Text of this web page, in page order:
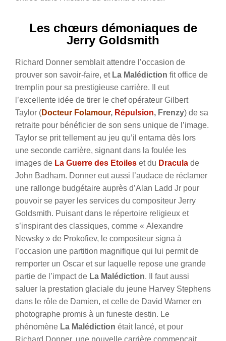
Les chœurs démoniaques de
Jerry Goldsmith
Richard Donner semblait attendre l’occasion de
prouver son savoir-faire, et La Malédiction fit office de
tremplin pour sa prestigieuse carrière. Il eut
l’excellente idée de tirer le chef opérateur Gilbert
Taylor (Docteur Folamour, Répulsion, Frenzy) de sa
retraite pour bénéficier de son sens unique de l’image.
Taylor se prit tellement au jeu qu’il entama dès lors
une seconde carrière, signant dans la foulée les
images de La Guerre des Etoiles et du Dracula de
John Badham. Donner eut aussi l’audace de réclamer
une rallonge budgétaire auprès d’Alan Ladd Jr pour
pouvoir se payer les services du compositeur Jerry
Goldsmith. Puisant dans le répertoire religieux et
s’inspirant des classiques, comme « Alexandre
Newsky » de Prokofiev, le compositeur signa à
l’occasion une partition magnifique qui lui permit de
remporter un Oscar et sur laquelle repose une grande
partie de l’impact de La Malédiction. Il faut aussi
saluer la prestation glaciale du jeune Harvey Stephens
dans le rôle de Damien, et celle de David Warner en
photographe promis à un funeste destin. Le
phénomène La Malédiction était lancé, et pour